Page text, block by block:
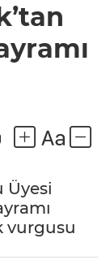
Üyesi
vurgusu